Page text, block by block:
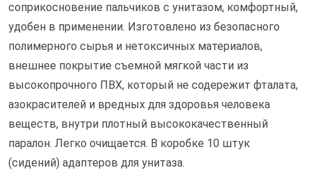
соприкосновение пальчиков с унитазом, комфортный,
удобен в применении. Изготовлено из безопасного
полимерного сырья и нетоксичных материалов,
внешнее покрытие съемной мягкой части из
высокопрочного ПВХ, который не содережит фталата,
азокрасителей и вредных для здоровья человека
веществ, внутри плотный высококачественный
паралон. Легко очищается. В коробке 10 штук
(сидений) адаптеров для унитаза.